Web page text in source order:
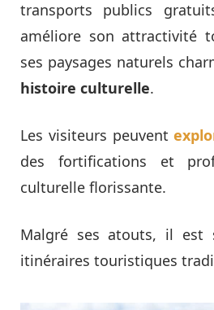
transports publics
améliore son attractivité
ses paysages naturels
histoire culturelle.
Les visiteurs peuvent
des fortifications et
culturelle florissante.
Malgré ses atouts, il est
itinéraires touristiques